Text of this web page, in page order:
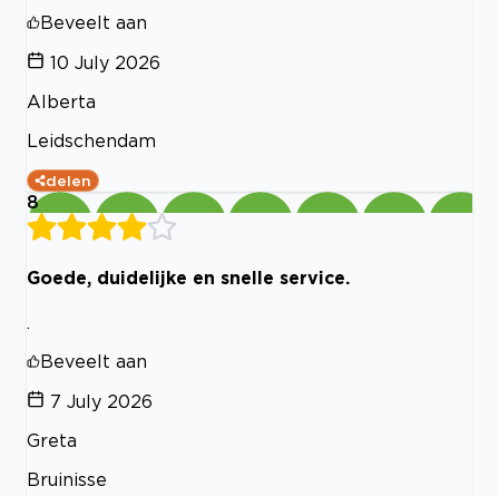
Beveelt aan
10 July 2026
Alberta
Leidschendam
delen
8
Goede, duidelijke en snelle service.
.
Beveelt aan
7 July 2026
Greta
Bruinisse